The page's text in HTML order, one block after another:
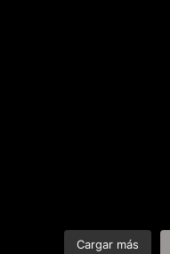
Cargar más